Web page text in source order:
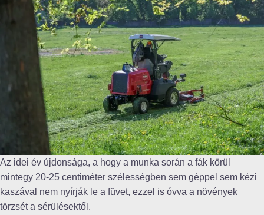
Az idei év újdonsága, a hogy a munka során a fák körül
mintegy 20-25 centiméter szélességben sem géppel sem kézi
kaszával nem nyírják le a füvet, ezzel is óvva a növények
törzsét a sérülésektől.